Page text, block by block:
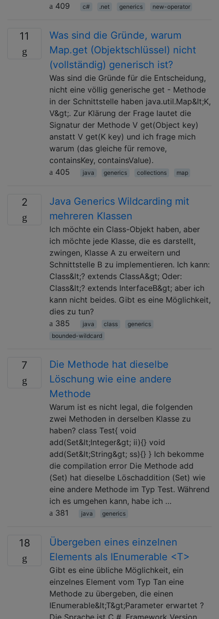
409
c# .net generics new-operator
11
Was sind die Gründe, warum
Map.get (Objektschlüssel) nicht
(vollständig) generisch ist?
Was sind die Gründe für die Entscheidung,
nicht eine völlig generische get - Methode
in der Schnittstelle haben java.util.Map&lt;K,
V&gt;. Zur Klärung der Frage lautet die
Signatur der Methode V get(Object key)
anstatt V get(K key) und ich frage mich
warum (das gleiche für remove,
containsKey, containsValue).
405
java generics collections map
2
Java Generics Wildcarding mit
mehreren Klassen
Ich möchte ein Class-Objekt haben, aber
ich möchte jede Klasse, die es darstellt,
zwingen, Klasse A zu erweitern und
Schnittstelle B zu implementieren. Ich kann:
Class&lt;? extends ClassA&gt; Oder:
Class&lt;? extends InterfaceB&gt; aber ich
kann nicht beides. Gibt es eine Möglichkeit,
dies zu tun?
385
java class
generics
bounded-wildcard
7
Die Methode hat dieselbe
Löschung wie eine andere
Methode
Warum ist es nicht legal, die folgenden
zwei Methoden in derselben Klasse zu
haben? class Test{ void
add(Set&lt;Integer&gt; ii){} void
add(Set&lt;String&gt; ss){} } Ich bekomme
die compilation error Die Methode add
(Set) hat dieselbe Löschaddition (Set) wie
eine andere Methode im Typ Test. Während
ich es umgehen kann, habe ich …
381
java generics
18
Übergeben eines einzelnen
Elements als IEnumerable <T>
Gibt es eine übliche Möglichkeit, ein
einzelnes Element vom Typ Tan eine
Methode zu übergeben, die einen
IEnumerable&lt;T&gt;Parameter erwartet ?
Die Sprache ist C #, Framework Version